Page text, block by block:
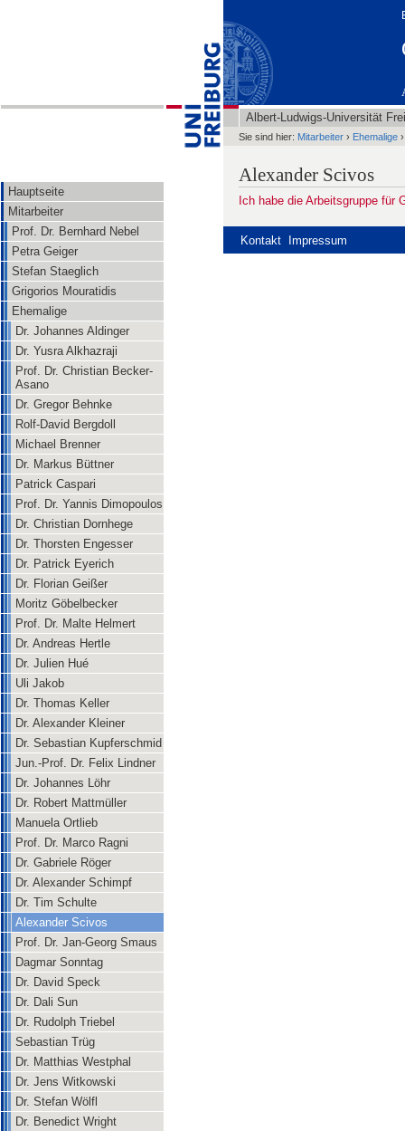
Hauptseite
Mitarbeiter
Prof. Dr. Bernhard Nebel
Petra Geiger
Stefan Staeglich
Grigorios Mouratidis
Ehemalige
Dr. Johannes Aldinger
Dr. Yusra Alkhazraji
Prof. Dr. Christian Becker-
Asano
Dr. Gregor Behnke
Rolf-David Bergdoll
Michael Brenner
Dr. Markus Büttner
Patrick Caspari
Prof. Dr. Yannis Dimopoulos
Dr. Christian Dornhege
Dr. Thorsten Engesser
Dr. Patrick Eyerich
Dr. Florian Geißer
Moritz Göbelbecker
Prof. Dr. Malte Helmert
Dr. Andreas Hertle
Dr. Julien Hué
Uli Jakob
Dr. Thomas Keller
Dr. Alexander Kleiner
Dr. Sebastian Kupferschmid
Jun.-Prof. Dr. Felix Lindner
Dr. Johannes Löhr
Dr. Robert Mattmüller
Manuela Ortlieb
Prof. Dr. Marco Ragni
Dr. Gabriele Röger
Dr. Alexander Schimpf
Dr. Tim Schulte
Alexander Scivos
Prof. Dr. Jan-Georg Smaus
Dagmar Sonntag
Dr. David Speck
Dr. Dali Sun
Dr. Rudolph Triebel
Sebastian Trüg
Dr. Matthias Westphal
Dr. Jens Witkowski
Dr. Stefan Wölfl
Dr. Benedict Wright
Albert-Ludwigs-Universität
Sie sind hier: Mitarbeiter › Ehemalige
Alexander Scivos
Ich habe die Arbeitsgruppe für
Kontakt Impressum